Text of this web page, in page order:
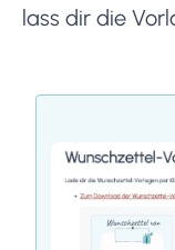
lass dir die